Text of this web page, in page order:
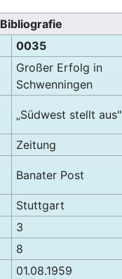
Bibliografie
0035
Großer Erfolg in
Schwenningen
„Südwest stellt aus"
Zeitung
Banater Post
Stuttgart
3
8
01.08.1959